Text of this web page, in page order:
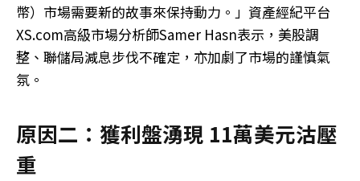
幣）市場需要新的故事來保持動力。」資產經紀平台
XS.com高級市場分析師Samer Hasn表示，美股調
整、聯儲局減息步伐不確定，亦加劇了市場的謹慎氣
氛。
原因二：獲利盤湧現 11萬美元沽壓
重